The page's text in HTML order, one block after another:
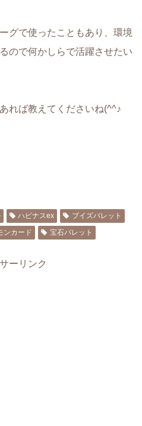
グで使ったこともあり、環境
ので何かしらで活躍させたい
れば教えてくださいね(^^♪
ハピナスex
ブイズバレット
ンカード 宝石バレット
ーリンク